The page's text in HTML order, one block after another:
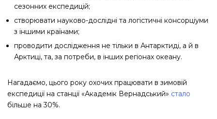
сезонних експедицій;
створювати науково-дослідні та логістичні консорціуми
з іншими країнами;
проводити дослідження не тільки в Антарктиді, а й в
Арктиці, та, за потреби, в інших регіонах океану.
Нагадаємо, цього року охочих працювати в зимовій
експедиції на станції «Академік Вернадський» стало
більше на 30%.